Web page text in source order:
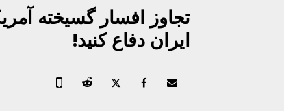
تجاوز افسار گسیخته
ایران دفاع کنید!